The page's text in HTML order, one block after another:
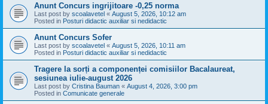
Anunt Concurs ingrijitoare -0,25 norma
Last post by scoalavetel « August 5, 2026, 10:12 am
Posted in Posturi didactic auxiliar si nedidactic
Anunt Concurs Sofer
Last post by scoalavetel « August 5, 2026, 10:11 am
Posted in Posturi didactic auxiliar si nedidactic
Tragere la sorți a componenței comisiilor Bacalaureat,
sesiunea iulie-august 2026
Last post by Cristina Bauman « August 4, 2026, 3:00 pm
Posted in Comunicate generale